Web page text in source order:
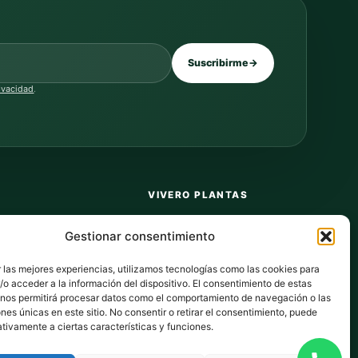
Gestionar consentimiento
las mejores experiencias, utilizamos tecnologías como las cookies para
o acceder a la información del dispositivo. El consentimiento de estas
permitirá procesar datos como el comportamiento de navegación o las
únicas en este sitio. No consentir o retirar el consentimiento, puede
a ciertas características y funciones.
Suscribirme→
.
VIVERO PLANTAS
Privacidad
Cookies